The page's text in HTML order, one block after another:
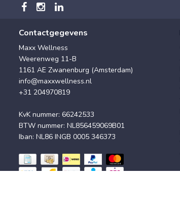
Contactgegevens
Maxx Wellness
Weerenweg 11-B
1161 AE Zwanenburg (Amsterdam)
info@maxxwellness.nl
+31 204970819
KvK nummer: 66242533
BTW nummer: NL856459069B01
Iban: NL86 INGB 0005 346373